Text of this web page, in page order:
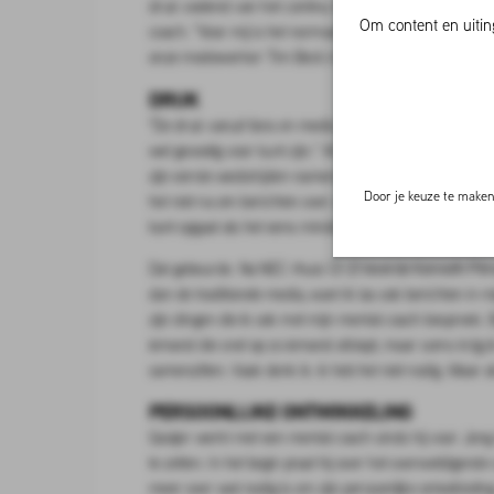
druk voelend van het continu maken van de juiste
coach. "Voor mij is het normaal om te werken met zo
onze medewerker Tim Beck in ELF Voetbal nummer
DRUK
"De druk vanuit fans en media was vroeger ook
wel gevoelig voor kunt zijn." Al benadrukt Gooijer dat
zijn eerste wedstrijden namens Ajax 1 een goede
het niet na om berichten over zichzelf te lezen. "Een
kant opgaat als het eens minder gaat."
Dat gebeurde. Na NEC-thuis (2-2) leverde Kenneth
dan de traditionele media, want ik las ook berichten in
zijn dingen die ik ook met mijn mental coach
iemand die snel op zo iemand afstapt, maar soms
samenzitten. Vaak denk ik: ik heb het niet nodig. Maar
PERSOONLIJKE ONTWIKKELING
Gooijer werkt met een mental coach sinds hij voor
te zetten. In het begin praat hij over het
meer over wat nodig is om zijn persoonlijke
Om content en
Door je keuze te